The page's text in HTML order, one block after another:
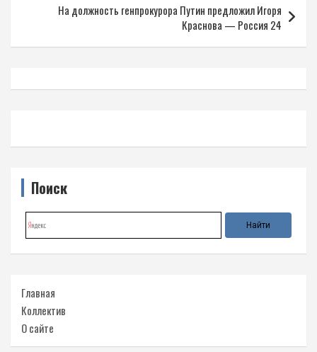
На должность генпрокурора Путин предложил Игоря
Краснова — Россия 24
Поиск
Главная
Коллектив
О сайте